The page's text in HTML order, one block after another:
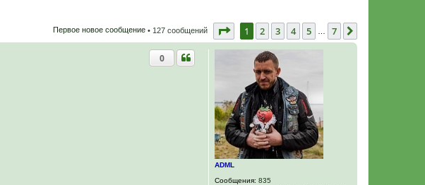
Первое новое сообщение • 127 сообщений Страница1 из
1 2 3 4 5 7
ADML
Сообщения: 835
0